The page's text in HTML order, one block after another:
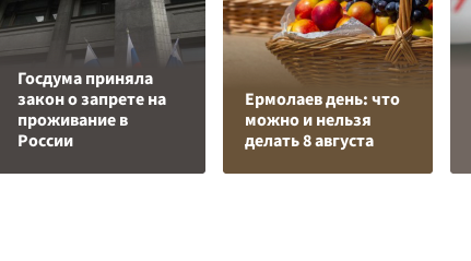
Госдума приняла
закон о запрете на
проживание в
России
Ермолаев день: что
можно и нельзя
делать 8 августа